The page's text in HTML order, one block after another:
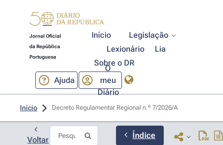
Jornal Oficial
da República
Portuguesa
Início
Legislação
Lexionário
Lia
Sobre o DR
Ajuda
O
meu
Diário
Início Decreto Regulamentar Regional n.º 7/2026/A
Voltar Índice